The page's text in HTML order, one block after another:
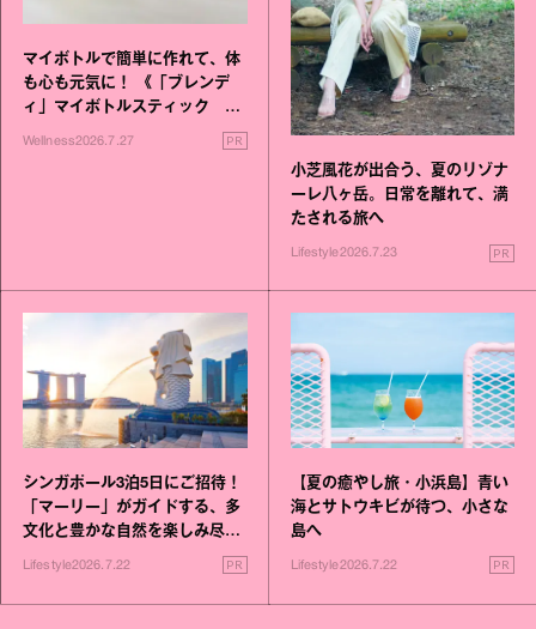
マイボトルで簡単に作れて、体
も心も元気に！ 《「ブレンデ
ィ」マイボトルスティック い
いこと毎日》シリーズが誕生
Wellness2026.7.27 PR
小芝風花が出合う、夏のリゾナ
ーレ八ヶ岳。日常を離れて、満
たされる旅へ
Lifestyle2026.7.23 PR
シンガポール3泊5日にご招待！
「マーリー」がガイドする、多
文化と豊かな自然を楽しみ尽く
Lifestyle2026.7.22 PR
【夏の癒やし旅・小浜島】青い
海とサトウキビが待つ、小さな
島へ
Lifestyle2026.7.22 PR